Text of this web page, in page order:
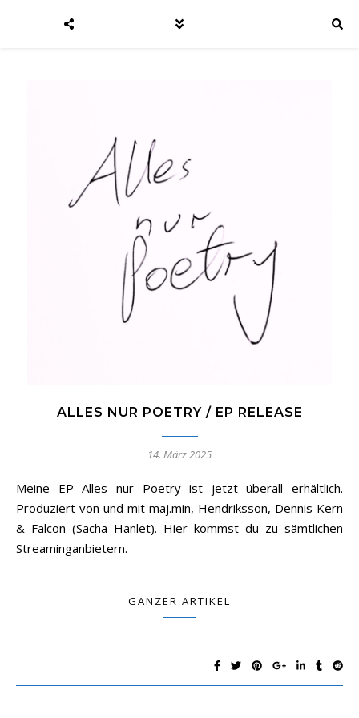
ALLES NUR POETRY / EP RELEASE
14. März 2025
Meine EP Alles nur Poetry ist jetzt überall erhältlich.
Produziert von und mit maj.min, Hendriksson, Dennis Kern
& Falcon (Sacha Hanlet). Hier kommst du zu sämtlichen
Streaminganbietern.
GANZER ARTIKEL